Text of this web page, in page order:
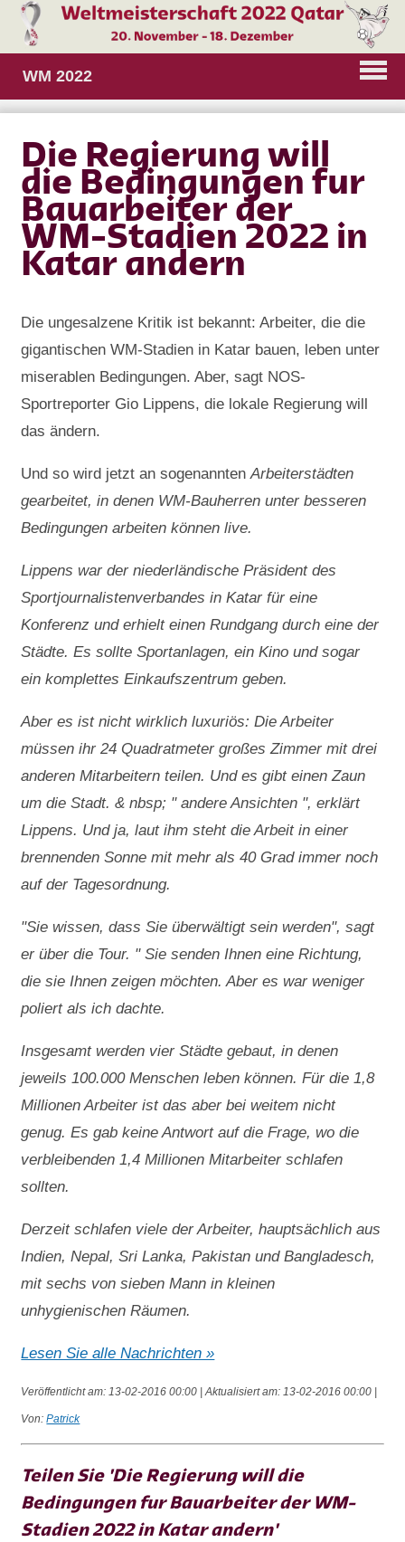
WM 2022
Die Regierung will
die Bedingungen fur
Bauarbeiter der
WM-Stadien 2022 in
Katar andern
Die ungesalzene Kritik ist bekannt: Arbeiter, die die
gigantischen WM-Stadien in Katar bauen, leben unter
miserablen Bedingungen. Aber, sagt NOS-
Sportreporter Gio Lippens, die lokale Regierung will
das ändern.
Und so wird jetzt an sogenanntenArbeiterstädten
gearbeitet, in denen WM-Bauherren unter besseren
Bedingungen arbeiten können live.
Lippens war der niederländische Präsident des
Sportjournalistenverbandes in Katar für eine
Konferenz und erhielt einen Rundgang durch eine der
Städte. Es sollte Sportanlagen, ein Kino und sogar
ein komplettes Einkaufszentrum geben.
Aber es ist nicht wirklich luxuriös: Die Arbeiter
müssen ihr 24 Quadratmeter großes Zimmer mit drei
anderen Mitarbeitern teilen. Und es gibt einen Zaun
um die Stadt. & nbsp; " andere Ansichten ", erklärt
Lippens. Und ja, laut ihm steht die Arbeit in einer
brennenden Sonne mit mehr als 40 Grad immer noch
auf der Tagesordnung.
"Sie wissen, dass Sie überwältigt sein werden", sagt
er über die Tour. " Sie senden Ihnen eine Richtung,
die sie Ihnen zeigen möchten. Aber es war weniger
poliert als ich dachte.
Insgesamt werden vier Städte gebaut, in denen
jeweils 100.000 Menschen leben können. Für die 1,8
Millionen Arbeiter ist das aber bei weitem nicht
genug. Es gab keine Antwort auf die Frage, wo die
verbleibenden 1,4 Millionen Mitarbeiter schlafen
sollten.
Derzeit schlafen viele der Arbeiter, hauptsächlich aus
Indien, Nepal, Sri Lanka, Pakistan und Bangladesch,
mit sechs von sieben Mann in kleinen
unhygienischen Räumen.
Lesen Sie alle Nachrichten »
Veröffentlicht am: 13-02-2016 00:00 | Aktualisiert am: 13-02-2016 00:00 |
Von:Patrick
Teilen Sie 'Die Regierung will die
Bedingungen fur Bauarbeiter der WM-
Stadien 2022 in Katar andern'